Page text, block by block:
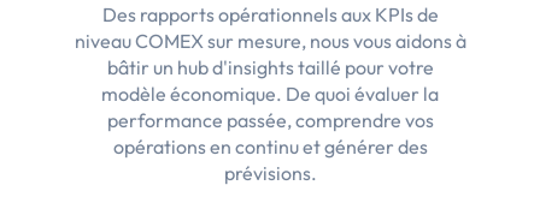
Des rapports opérationnels aux KPIs de
niveau COMEX sur mesure, nous vous aidons à
bâtir un hub d'insights taillé pour votre
modèle économique. De quoi évaluer la
performance passée, comprendre vos
opérations en continu et générer des
prévisions.